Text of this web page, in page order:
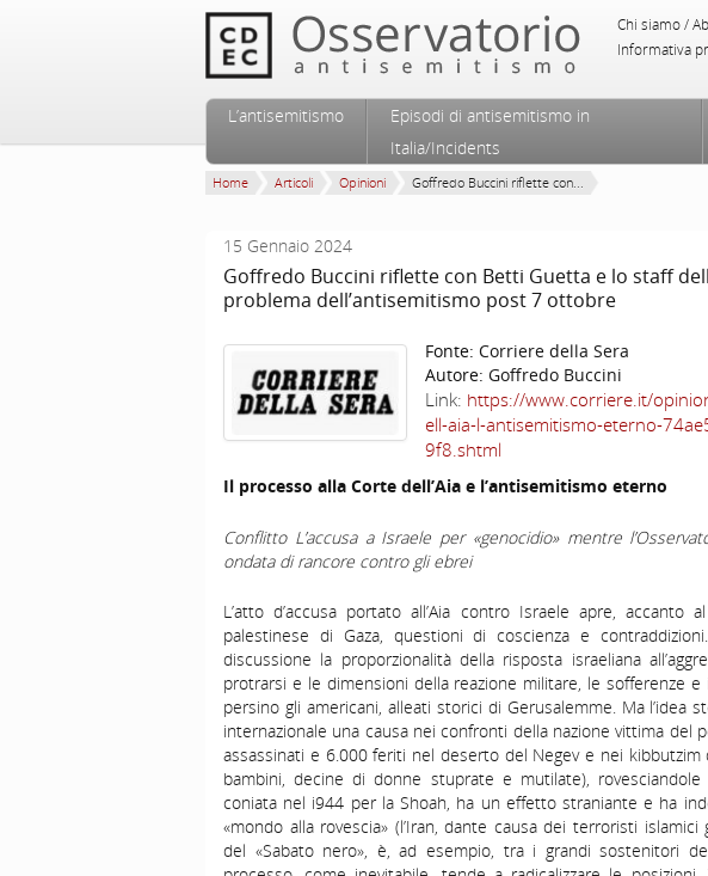
Chi siamo /
Informativa
Menu principale
Vai al contenuto principale
Vai al contenuto secondario
L’antisemitismo
Episodi di antisemitismo in
Italia/Incidents
Home Articoli Opinioni Goffredo Buccini riflette con...
15 Gennaio 2024
Goffredo Buccini riflette con Betti Guetta e lo staff
problema dell’antisemitismo post 7 ottobre
Fonte: Corriere della Sera
Autore: Goffredo Buccini
Link: https://www.corriere.it/
ell-aia-l-antisemitismo-eterno-
9f8.shtml
Il processo alla Corte dell’Aia e l’antisemitismo eterno
Conflitto L’accusa a Israele per «genocidio» mentre
ondata di rancore contro gli ebrei
L’atto d’accusa portato all’Aia contro Israele apre,
palestinese di Gaza, questioni di coscienza e
discussione la proporzionalità della risposta israeliana
protrarsi e le dimensioni della reazione militare, le sofferenze
persino gli americani, alleati storici di Gerusalemme. Ma l’idea
internazionale una causa nei confronti della nazione vittima del
assassinati e 6.000 feriti nel deserto del Negev e nei
bambini, decine di donne stuprate e mutilate),
coniata nel i944 per la Shoah, ha un effetto straniante e ha
«mondo alla rovescia» (l’Iran, dante causa dei terroristi
del «Sabato nero», è, ad esempio, tra i grandi sostenitori